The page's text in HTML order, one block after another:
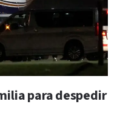
para despedir